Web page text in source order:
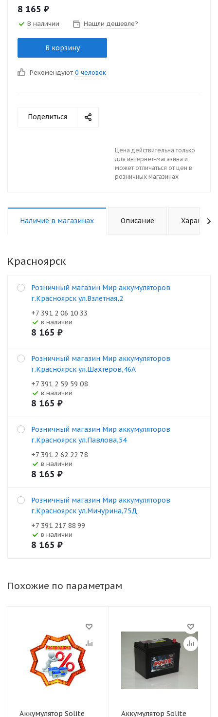
8 165 ₽
В наличии Нашли дешевле?
В корзину
Рекомендуют 0 человек
Поделиться
Цена действительна только
для интернет-магазина и
может отличаться от цен в
розничных магазинах
Наличие в магазинах Описание
Красноярск
Розничный магазин Мир аккумуляторов
г.Красноярск ул.Взлетная,2
+7 391 2 06 10 33
В наличии
8 165 ₽
Розничный магазин Мир аккумуляторов
г.Красноярск ул.Шахтеров,46А
+7 391 2 59 59 08
В наличии
8 165 ₽
Розничный магазин Мир аккумуляторов
г.Красноярск ул.Павлова,54
+7 391 2 62 22 78
В наличии
8 165 ₽
Розничный магазин Мир аккумуляторов
г.Красноярск ул.Мичурина,75Д
+7 391 217 88 99
В наличии
8 165 ₽
Похожие по параметрам
Аккумулятор Solite Аккумулятор Solite